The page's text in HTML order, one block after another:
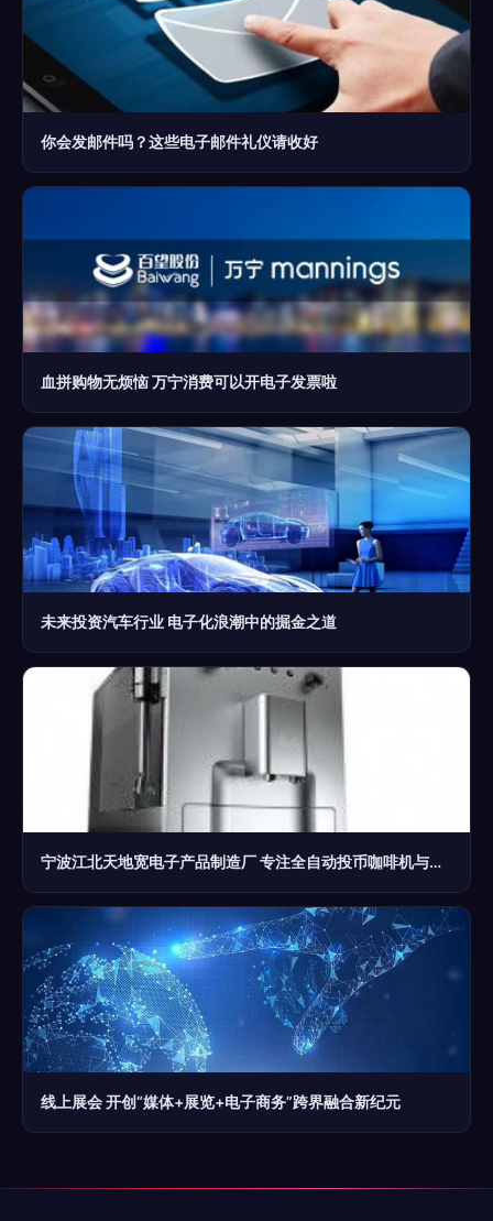
你会发邮件吗？这些电子邮件礼仪请收好
血拼购物无烦恼 万宁消费可以开电子发票啦
未来投资汽车行业 电子化浪潮中的掘金之道
宁波江北天地宽电子产品制造厂 专注全自动投币咖啡机与电子产品的创新制造
线上展会 开创“媒体+展览+电子商务”跨界融合新纪元